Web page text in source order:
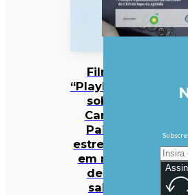
Filme
“Playback”
sobre
Carlos
Paião
estreia-se
em mais
de 50
salas